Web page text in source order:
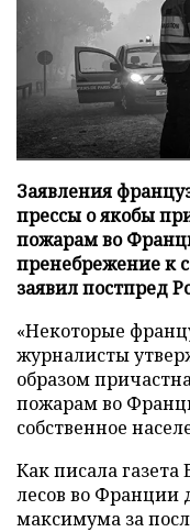
Заявления
прессы о якобы
пожарам во
пренебрежение к
заявил постпред
«Некоторые
журналисты
образом
пожарам во
собственное
Как писала
лесов во Франции
максимума за